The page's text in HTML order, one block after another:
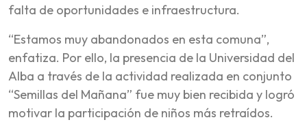
falta de oportunidades e infraestructura.
“Estamos muy abandonados en esta comuna”,
enfatiza. Por ello, la presencia de la Universidad del
Alba a través de la actividad realizada en conjunto
“Semillas del Mañana” fue muy bien recibida y logró
motivar la participación de niños más retraídos.